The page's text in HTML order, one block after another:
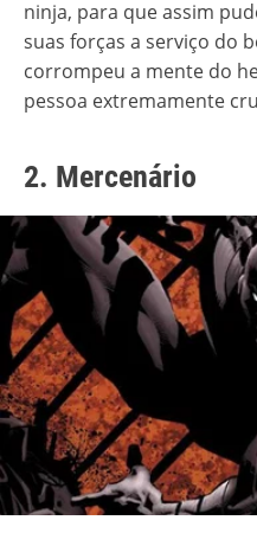
ninja, para que assim
suas forças a serviço do
corrompeu a mente do
pessoa extremamente
2. Mercenário